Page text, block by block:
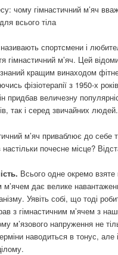
чому гімнастичний м’яч
всього тіла
спортсмени і
гімнастичний м’яч. Цей
кращим винаходом
фізіотерапії з 1950-х
придбав величезну
так і серед звичайних людей.
м’яч приваблює до себе
настільки почесне місце?
Всього одне окремо взяте
м’ячем дає велике
Уявіть собі, що тоді
з гімнастичним м’ячем з
м’язового напруження не
наводиться в тонус, але